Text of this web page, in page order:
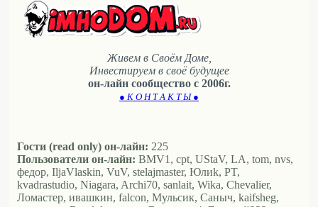
Живем в Своём Доме,
Инвестируем в своё будущее
он-лайн сообщество с 2006г.
● К О Н Т А К Т Ы ●
Гости (read only) он-лайн: 225
Пользователи он-лайн: BMV1, cpt, UStaV, LA, tom, nvs,
федор, IljaVlaskin, VuV, stelajmaster, Юлиk, PT,
kvadrastudio, Niagara, Archi70, sanlait, Wika, Chevalier,
Ломастер, ивашкин, falcon, Мульсик, Саныч, kaifsheg,